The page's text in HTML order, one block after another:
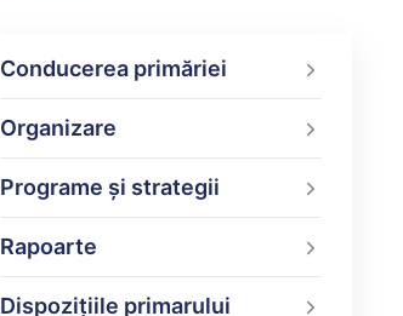
Conducerea primăriei
Organizare
Programe şi strategii
Rapoarte
Dispoziţiile primarului